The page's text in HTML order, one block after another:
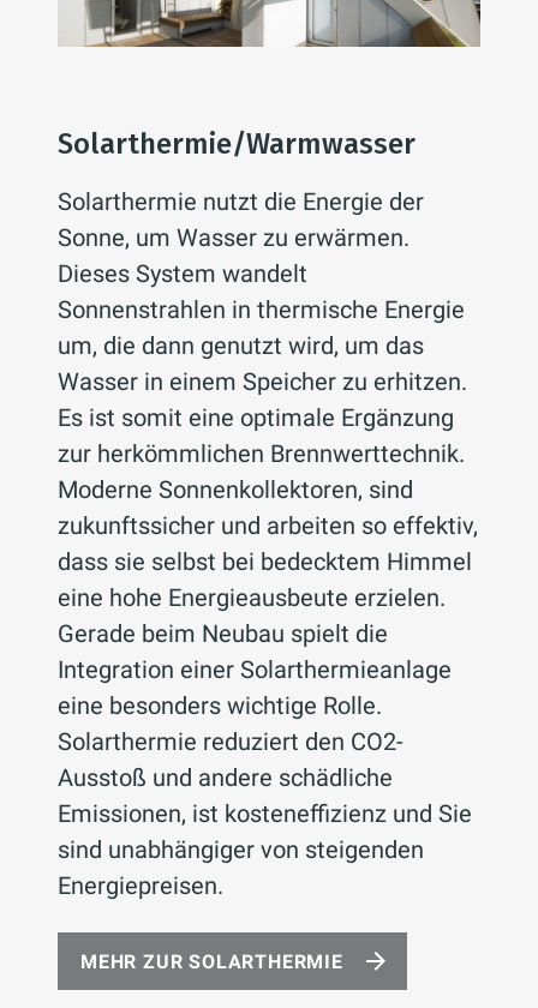
Solarthermie/Warmwasser
Solarthermie nutzt die Energie der
Sonne, um Wasser zu erwärmen.
Dieses System wandelt
Sonnenstrahlen in thermische Energie
um, die dann genutzt wird, um das
Wasser in einem Speicher zu erhitzen.
Es ist somit eine optimale Ergänzung
zur herkömmlichen Brennwerttechnik.
Moderne Sonnenkollektoren, sind
zukunftssicher und arbeiten so effektiv,
dass sie selbst bei bedecktem Himmel
eine hohe Energieausbeute erzielen.
Gerade beim Neubau spielt die
Integration einer Solarthermieanlage
eine besonders wichtige Rolle.
Solarthermie reduziert den CO2-
Ausstoß und andere schädliche
Emissionen, ist kosteneffizienz und Sie
sind unabhängiger von steigenden
Energiepreisen.
MEHR ZUR SOLARTHERMIE